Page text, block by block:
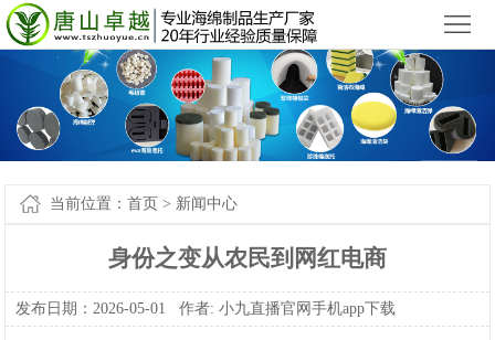
您好，欢迎来到 小九直播官网app下载苹果版_小九直播官网手机app下载
首
品
新
九
我
系
网
当前位置：首页 > 新闻中心
身份之变从农民到网红电商
发布日期：2026-05-01作者:小九直播官网手机app下载